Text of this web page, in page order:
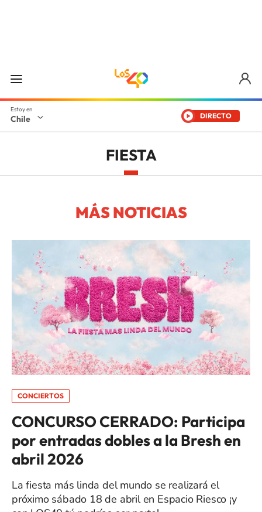
Chile DIRECTO
FIESTA
MÁS NOTICIAS
CONCIERTOS
CONCURSO CERRADO: Participa
por entradas dobles a la Bresh en
abril 2026
La fiesta más linda del mundo se realizará el
próximo sábado 18 de abril en Espacio Riesco ¡y